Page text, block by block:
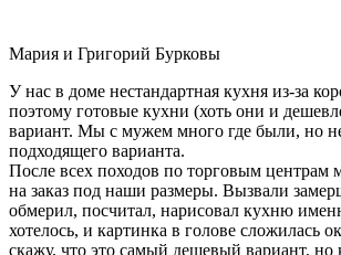
Мария и Григорий Бурковы
У нас в доме нестандартная кухня из-за
поэтому готовые кухни (хоть они и
вариант. Мы с мужем много где были, но
подходящего варианта.
После всех походов по торговым центрам
на заказ под наши размеры. Вызвали
обмерил, посчитал, нарисовал кухню
хотелось, и картинка в голове сложилась
скажу, что это самый дешевый вариант, но